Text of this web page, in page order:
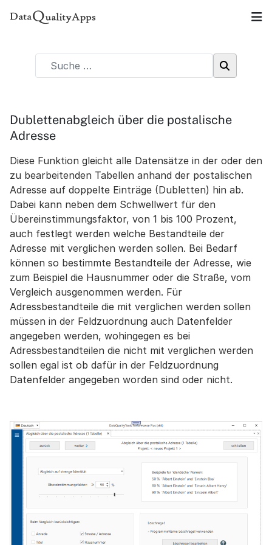
Dublettenabgleich über die postalische
Adresse
Diese Funktion gleicht alle Datensätze in der oder den
zu bearbeitenden Tabellen anhand der postalischen
Adresse auf doppelte Einträge (Dubletten) hin ab.
Dabei kann neben dem Schwellwert für den
Übereinstimmungsfaktor, von 1 bis 100 Prozent,
auch festlegt werden welche Bestandteile der
Adresse mit verglichen werden sollen. Bei Bedarf
können so bestimmte Bestandteile der Adresse, wie
zum Beispiel die Hausnummer oder die Straße, vom
Vergleich ausgenommen werden. Für
Adressbestandteile die mit verglichen werden sollen
müssen in der Feldzuordnung auch Datenfelder
angegeben werden, wohingegen es bei
Adressbestandteilen die nicht mit verglichen werden
sollen egal ist ob dafür in der Feldzuordnung
Datenfelder angegeben worden sind oder nicht.